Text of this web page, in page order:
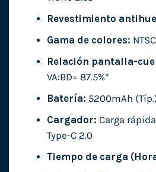
Revestimiento
Gama de colores:
Relación pantalla-
VA:BD= 87.5%*
Batería: 5200mAh
Cargador: Carga
Type-C 2.0
Tiempo de carga